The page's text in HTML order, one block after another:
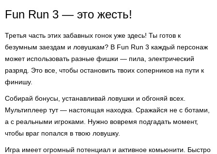
Fun Run 3 — это жесть!
Третья часть этих забавных гонок уже здесь! Ты готов к
безумным заездам и ловушкам? В Fun Run 3 каждый персонаж
может использовать разные фишки — пила, электрический
разряд. Это все, чтобы остановить твоих соперников на пути к
финишу.
Собирай бонусы, устанавливай ловушки и обгоняй всех.
Мультиплеер тут — настоящая находка. Сражайся не с ботами,
а с реальными игроками. Нужно вовремя подгадать момент,
чтобы враг попался в твою ловушку.
Игра имеет огромный потенциал и активное комьюнити. Быстро